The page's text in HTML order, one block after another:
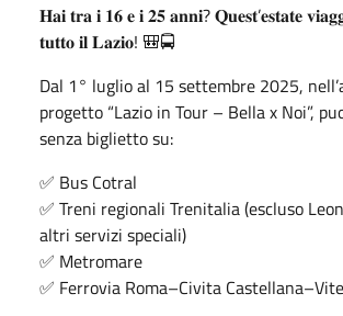
𝐇𝐚𝐢 𝐭𝐫𝐚 𝐢 𝟏𝟔 𝐞 𝐢 𝟐𝟓 𝐚𝐧𝐧𝐢? 𝐐𝐮𝐞𝐬𝐭’𝐞𝐬𝐭𝐚𝐭𝐞
𝐭𝐮𝐭𝐭𝐨 𝐢𝐥 𝐋𝐚𝐳𝐢𝐨! 🎒🚍
Dal 1° luglio al 15 settembre 2025,
progetto “Lazio in Tour – Bella x Noi”,
senza biglietto su:
✅ Bus Cotral
✅ Treni regionali Trenitalia (escluso
altri servizi speciali)
✅ Metromare
✅ Ferrovia Roma–Civita